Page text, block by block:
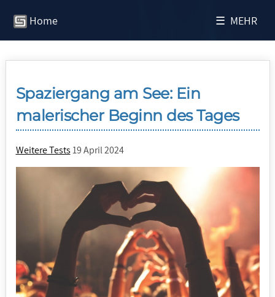
Home ☰ MEHR
Spaziergang am See: Ein
malerischer Beginn des Tages
Weitere Tests19 April 2024